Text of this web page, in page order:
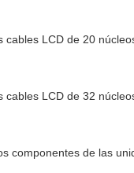
cables LCD de 20
cables LCD de 32
componentes de las